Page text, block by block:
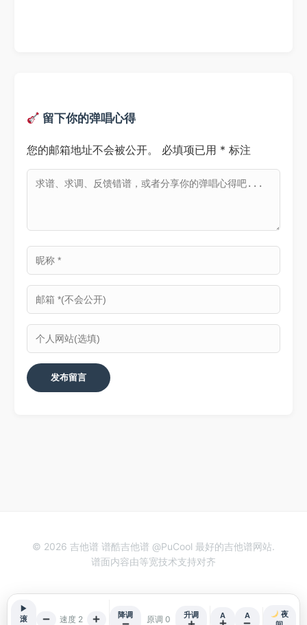
▶
滚
速度 2 原调 0 A
夜
留下你的弹唱心得
您的邮箱地址不会被公开。 必填项已用 * 标注
© 2026 吉他谱 谱酷吉他谱 @PuCool 最好的吉他谱网站.
谱面内容由等宽技术支持对齐